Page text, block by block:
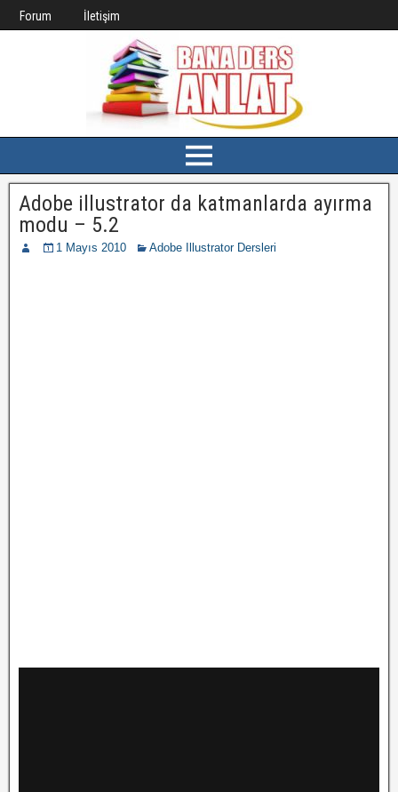
Forum İletişim
Adobe illustrator da katmanlarda ayırma
modu – 5.2
1 Mayıs 2010 Adobe Illustrator Dersleri